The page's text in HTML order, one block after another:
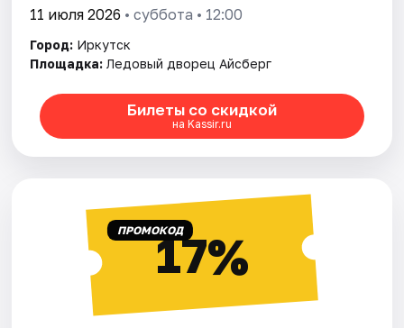
11 июля 2026 • суббота • 12:00
Город: Иркутск
Площадка: Ледовый дворец Айсберг
Билеты со скидкой
на Kassir.ru
ПРОМОКОД17%